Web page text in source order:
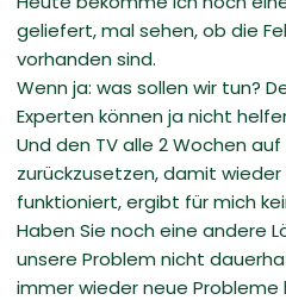
geliefert, mal sehen, ob die
vorhanden sind.
Wenn ja: was sollen wir tun?
Experten können ja nicht
Und den TV alle 2 Wochen
zurückzusetzen, damit
funktioniert, ergibt für mich
Haben Sie noch eine andere
unsere Problem nicht
immer wieder neue Probleme